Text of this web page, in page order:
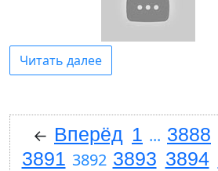
Читать далее
← Вперёд 1 ... 3888
3891 3892 3893 3894